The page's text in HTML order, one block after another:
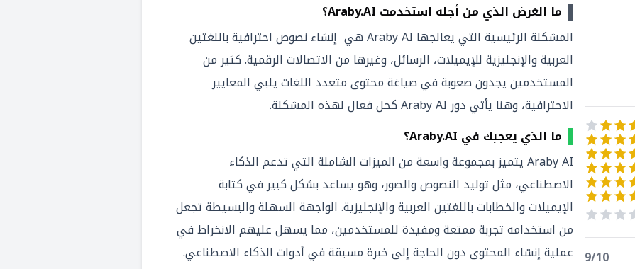
9/10
ما الغرض الذي من أجله استخدمت Araby.AI؟
المشكلة الرئيسية التي يعالجها Araby AI هي إنشاء نصوص احترافية باللغتين
العربية والإنجليزية للإيميلات، الرسائل، وغيرها من الاتصالات الرقمية. كثير من
المستخدمين يجدون صعوبة في صياغة محتوى متعدد اللغات يلبي المعايير
الاحترافية، وهنا يأتي دور Araby AI كحل فعال لهذه المشكلة.
ما الذي يعجبك في Araby.AI؟
Araby AI يتميز بمجموعة واسعة من الميزات الشاملة التي تدعم الذكاء
الاصطناعي، مثل توليد النصوص والصور، وهو يساعد بشكل كبير في كتابة
الإيميلات والخطابات باللغتين العربية والإنجليزية. الواجهة السهلة والبسيطة تجعل
من استخدامه تجربة ممتعة ومفيدة للمستخدمين، مما يسهل عليهم الانخراط في
عملية إنشاء المحتوى دون الحاجة إلى خبرة مسبقة في أدوات الذكاء الاصطناعي.